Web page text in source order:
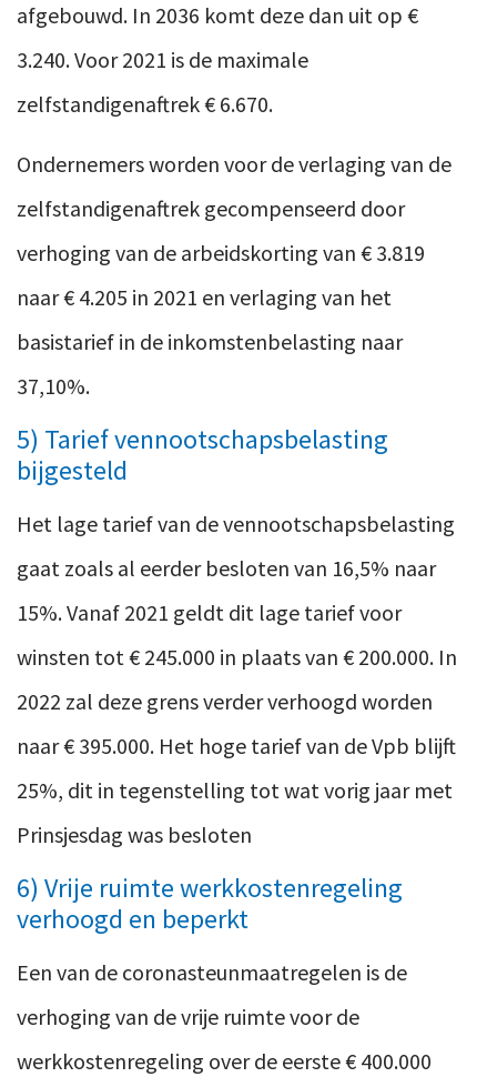
afgebouwd. In 2036 komt deze dan uit op €
3.240. Voor 2021 is de maximale
zelfstandigenaftrek € 6.670.
Ondernemers worden voor de verlaging van de
zelfstandigenaftrek gecompenseerd door
verhoging van de arbeidskorting van € 3.819
naar € 4.205 in 2021 en verlaging van het
basistarief in de inkomstenbelasting naar
37,10%.
5) Tarief vennootschapsbelasting
bijgesteld
Het lage tarief van de vennootschapsbelasting
gaat zoals al eerder besloten van 16,5% naar
15%. Vanaf 2021 geldt dit lage tarief voor
winsten tot € 245.000 in plaats van € 200.000. In
2022 zal deze grens verder verhoogd worden
naar € 395.000. Het hoge tarief van de Vpb blijft
25%, dit in tegenstelling tot wat vorig jaar met
Prinsjesdag was besloten
6) Vrije ruimte werkkostenregeling
verhoogd en beperkt
Een van de coronasteunmaatregelen is de
verhoging van de vrije ruimte voor de
werkkostenregeling over de eerste € 400.000